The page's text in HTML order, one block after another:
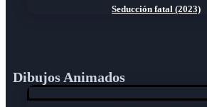
Seducción fatal (2023)
Dibujos Animados